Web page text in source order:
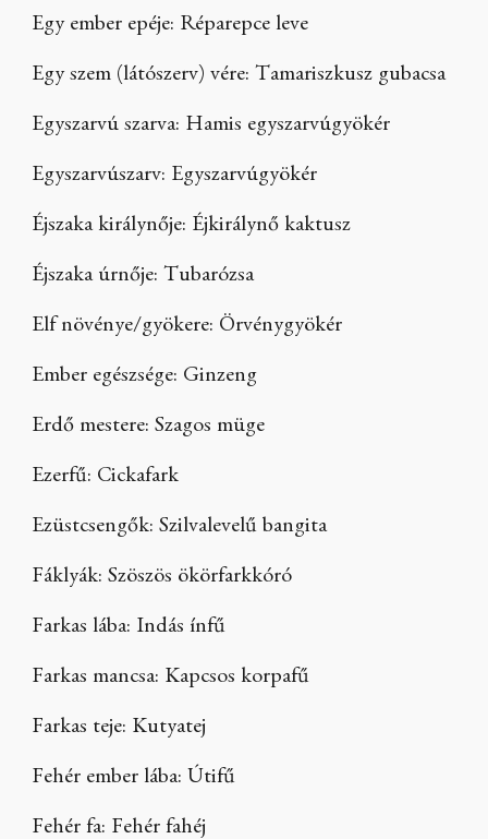
Egy ember epéje: Réparepce leve
Egy szem (látószerv) vére: Tamariszkusz gubacsa
Egyszarvú szarva: Hamis egyszarvúgyökér
Egyszarvúszarv: Egyszarvúgyökér
Éjszaka királynője: Éjkirálynő kaktusz
Éjszaka úrnője: Tubarózsa
Elf növénye/gyökere: Örvénygyökér
Ember egészsége: Ginzeng
Erdő mestere: Szagos müge
Ezerfű: Cickafark
Ezüstcsengők: Szilvalevelű bangita
Fáklyák: Szöszös ökörfarkkóró
Farkas lába: Indás ínfű
Farkas mancsa: Kapcsos korpafű
Farkas teje: Kutyatej
Fehér ember lába: Útifű
Fehér fa: Fehér fahéj